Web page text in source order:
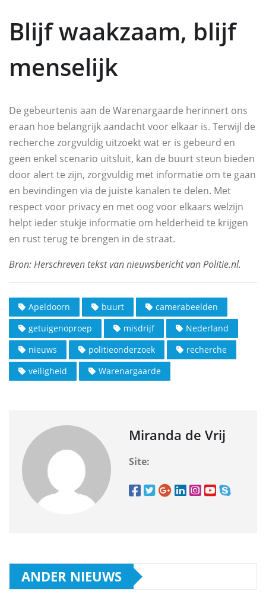
Blijf waakzaam, blijf
menselijk
De gebeurtenis aan de Warenargaarde herinnert ons
eraan hoe belangrijk aandacht voor elkaar is. Terwijl de
recherche zorgvuldig uitzoekt wat er is gebeurd en
geen enkel scenario uitsluit, kan de buurt steun bieden
door alert te zijn, zorgvuldig met informatie om te gaan
en bevindingen via de juiste kanalen te delen. Met
respect voor privacy en met oog voor elkaars welzijn
helpt ieder stukje informatie om helderheid te krijgen
en rust terug te brengen in de straat.
Apeldoorn buurt
camerabeelden
getuigenoproep
misdrijf
Nederland
nieuws
politieonderzoek
recherche
veiligheid
Warenargaarde
Miranda de Vrij
Site:
ANDER NIEUWS